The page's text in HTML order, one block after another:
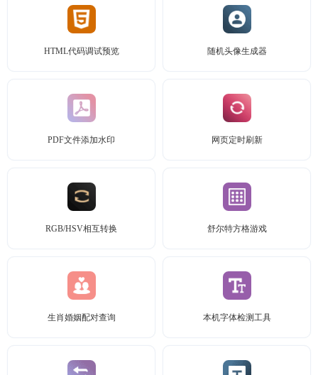
HTML代码调试预览 随机头像生成器
PDF文件添加水印 网页定时刷新
RGB/HSV相互转换 舒尔特方格游戏
生肖婚姻配对查询 本机字体检测工具